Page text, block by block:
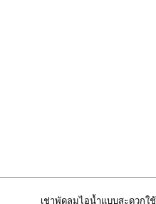
เช่าพัดลมไอน้ำแบบสะดวกใช้